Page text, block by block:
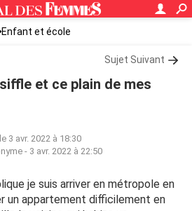
Enfant et école
Sujet Suivant
et ce plain de mes
3 avr. 2022 à 18:30
- 3 avr. 2022 à 22:50
je suis arriver en métropole en
un appartement difficilement en